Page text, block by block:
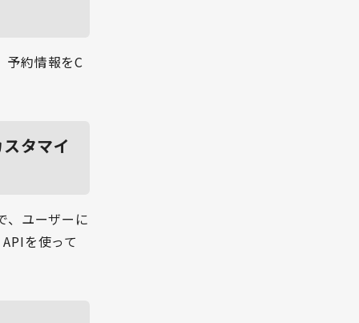
予約情報をC
タマイ
、ユーザーに
を使って